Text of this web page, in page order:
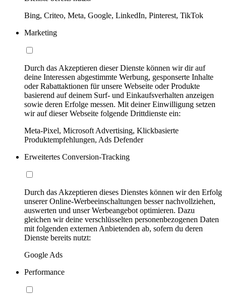
Bing, Criteo, Meta, Google, LinkedIn, Pinterest, TikTok
Marketing
Durch das Akzeptieren dieser Dienste können wir dir auf
deine Interessen abgestimmte Werbung, gesponserte Inhalte
oder Rabattaktionen für unsere Webseite oder Produkte
basierend auf deinem Surf- und Einkaufsverhalten anzeigen
sowie deren Erfolge messen. Mit deiner Einwilligung setzen
wir auf dieser Webseite folgende Drittdienste ein:
Meta-Pixel, Microsoft Advertising, Klickbasierte
Produktempfehlungen, Ads Defender
Erweitertes Conversion-Tracking
Durch das Akzeptieren dieses Dienstes können wir den Erfolg
unserer Online-Werbeeinschaltungen besser nachvollziehen,
auswerten und unser Werbeangebot optimieren. Dazu
gleichen wir deine verschlüsselten personenbezogenen Daten
mit folgenden externen Anbietenden ab, sofern du deren
Dienste bereits nutzt:
Google Ads
Performance